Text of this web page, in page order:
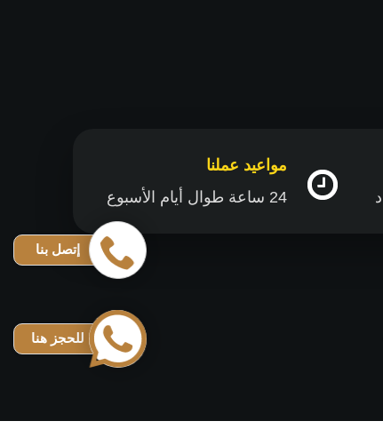
مواعيد عملنا
24 ساعة طوال أيام الأسبوع
إتصل بنا
للحجز هنا